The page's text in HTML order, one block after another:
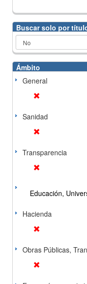
Buscar solo por
Ámbito
General
Sanidad
Transparencia
Educación,
Hacienda
Obras Públicas,